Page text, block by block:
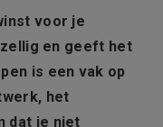
voor je
en geeft het
is een vak op
het
dat je niet